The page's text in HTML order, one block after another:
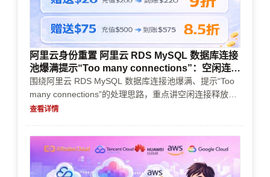
阿里云身份重置 阿里云 RDS MySQL 数据库连接
池爆满提示“Too many connections”：空闲连接
释放与最大连接数调优
围绕阿里云 RDS MySQL 数据库连接池爆满、提示“Too
many connections”的处理思路，重点讲空闲连接释放、
最大连接数调优，以及账号购买、实名认证、企业认证、
查看详情